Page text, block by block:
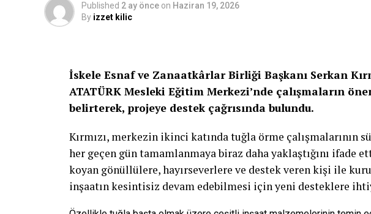
Published 2 ay önce on Haziran 19, 2026
By izzet kilic
İskele Esnaf ve Zanaatkârlar Birliği Başkanı Serkan
ATATÜRK Mesleki Eğitim Merkezi’nde çalışmaların
belirterek, projeye destek çağrısında bulundu.
Kırmızı, merkezin ikinci katında tuğla örme çalışmalarının
her geçen gün tamamlanmaya biraz daha yaklaştığını ifade
koyan gönüllülere, hayırseverlere ve destek veren kişi ile
inşaatın kesintisiz devam edebilmesi için yeni desteklere